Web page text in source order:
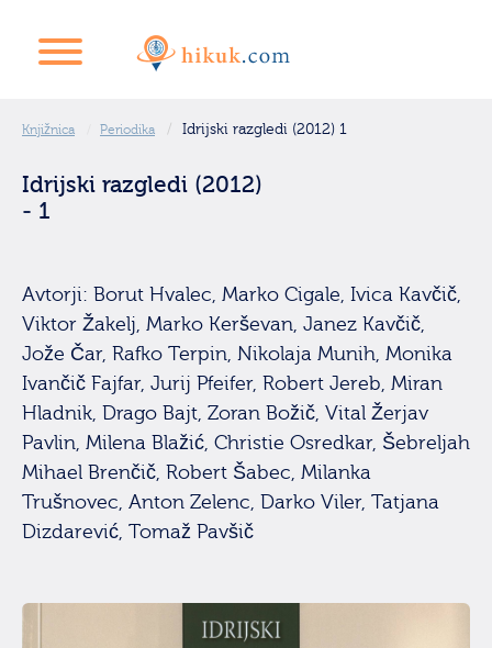
Knjižnica Periodika Idrijski razgledi (2012) 1
Idrijski razgledi (2012)
- 1
Avtorji: Borut Hvalec, Marko Cigale, Ivica Kavčič,
Viktor Žakelj, Marko Kerševan, Janez Kavčič,
Jože Čar, Rafko Terpin, Nikolaja Munih, Monika
Ivančič Fajfar, Jurij Pfeifer, Robert Jereb, Miran
Hladnik, Drago Bajt, Zoran Božič, Vital Žerjav
Pavlin, Milena Blažić, Christie Osredkar, Šebreljah
Mihael Brenčič, Robert Šabec, Milanka
Trušnovec, Anton Zelenc, Darko Viler, Tatjana
Dizdarević, Tomaž Pavšič